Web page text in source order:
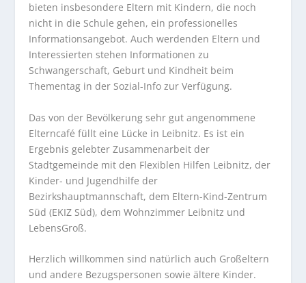
bieten insbesondere Eltern mit Kindern, die noch
nicht in die Schule gehen, ein professionelles
Informationsangebot. Auch werdenden Eltern und
Interessierten stehen Informationen zu
Schwangerschaft, Geburt und Kindheit beim
Thementag in der Sozial-Info zur Verfügung.
Das von der Bevölkerung sehr gut angenommene
Elterncafé füllt eine Lücke in Leibnitz. Es ist ein
Ergebnis gelebter Zusammenarbeit der
Stadtgemeinde mit den Flexiblen Hilfen Leibnitz, der
Kinder- und Jugendhilfe der
Bezirkshauptmannschaft, dem Eltern-Kind-Zentrum
Süd (EKIZ Süd), dem Wohnzimmer Leibnitz und
LebensGroß.
Herzlich willkommen sind natürlich auch Großeltern
und andere Bezugspersonen sowie ältere Kinder.